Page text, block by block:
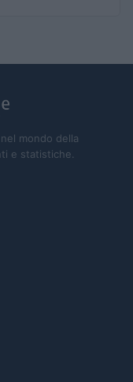
mondo della
e statistiche.